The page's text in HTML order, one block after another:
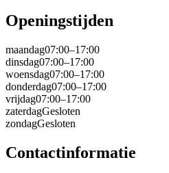
Openingstijden
maandag07:00–17:00
dinsdag07:00–17:00
woensdag07:00–17:00
donderdag07:00–17:00
vrijdag07:00–17:00
zaterdagGesloten
zondagGesloten
Contactinformatie